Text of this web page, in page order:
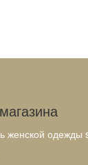
женской одежды